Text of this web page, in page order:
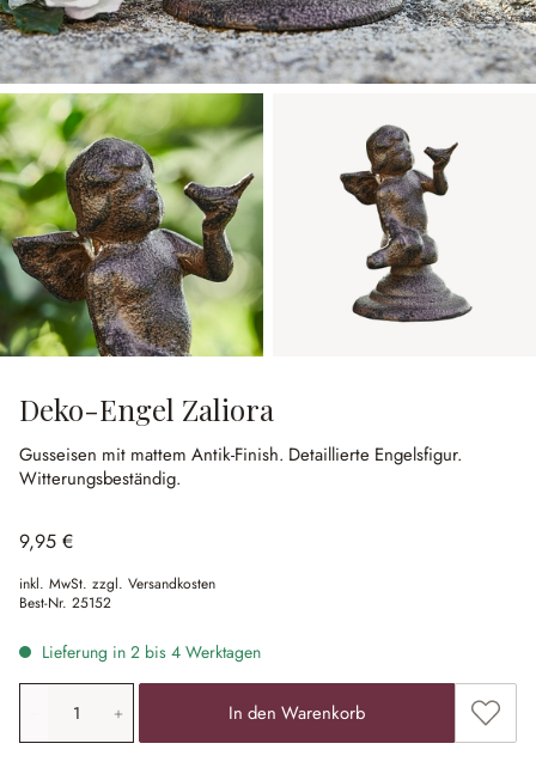
Deko-Engel Zaliora
Gusseisen mit mattem Antik-Finish. Detaillierte Engelsfigur.
Witterungsbeständig.
9,95 €
inkl. MwSt. zzgl. Versandkosten
Best-Nr. 25152
Lieferung in 2 bis 4 Werktagen
Produkt Anzahl: Gib den gewünschten Wert ein oder
In den Warenkorb Zum